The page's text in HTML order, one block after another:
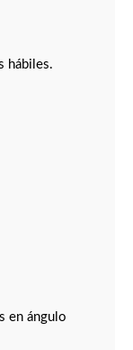
hábiles.
en ángulo